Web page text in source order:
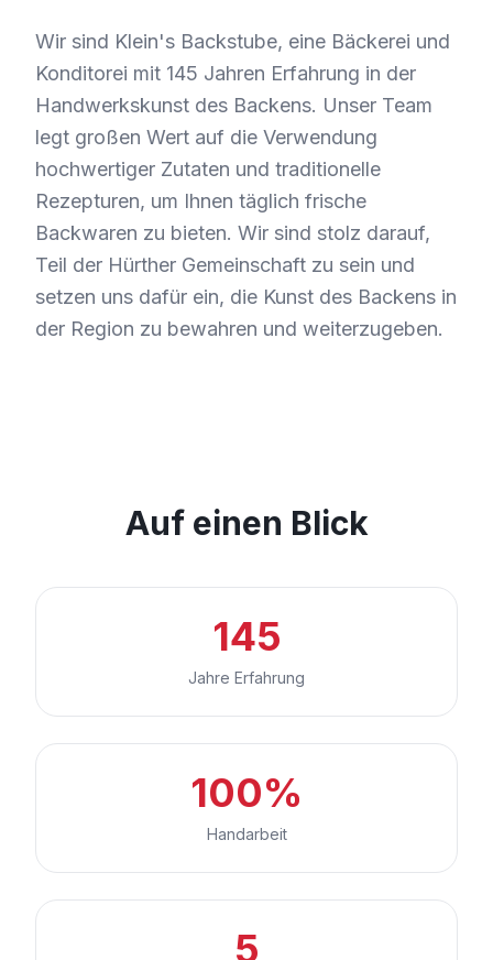
Wir sind Klein's Backstube, eine Bäckerei und
Konditorei mit 145 Jahren Erfahrung in der
Handwerkskunst des Backens. Unser Team
legt großen Wert auf die Verwendung
hochwertiger Zutaten und traditionelle
Rezepturen, um Ihnen täglich frische
Backwaren zu bieten. Wir sind stolz darauf,
Teil der Hürther Gemeinschaft zu sein und
setzen uns dafür ein, die Kunst des Backens in
der Region zu bewahren und weiterzugeben.
Auf einen Blick
145
Jahre Erfahrung
100%
Handarbeit
5